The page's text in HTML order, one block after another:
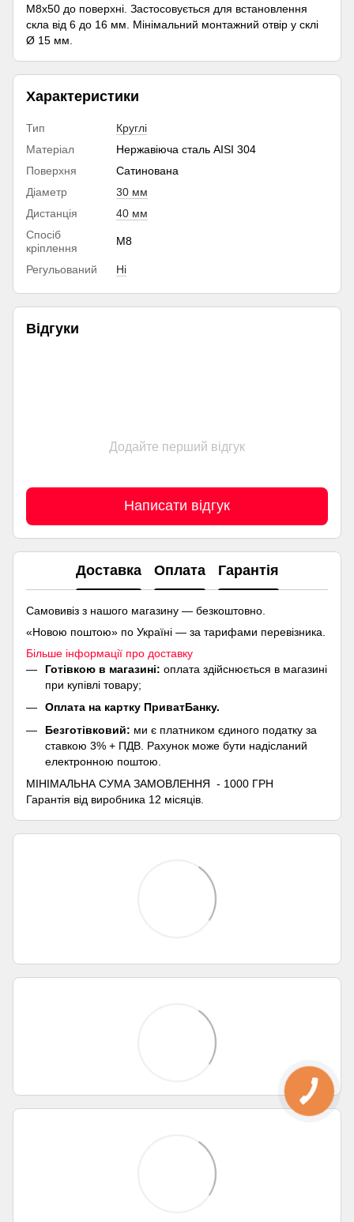
М8х50 до поверхні. Застосовується для встановлення
скла від 6 до 16 мм. Мінімальний монтажний отвір у склі
Ø 15 мм.
Характеристики
Тип
Круглі
Матеріал
Нержавіюча сталь AISI 304
Поверхня
Сатинована
Діаметр
30 мм
Дистанція
40 мм
Спосіб
кріплення
М8
Регульований Ні
Відгуки
Додайте перший відгук
Написати відгук
Доставка Оплата Гарантія
Самовивіз з нашого магазину — безкоштовно.
«Новою поштою» по Україні — за тарифами перевізника.
Більше інформації про доставку
Готівкою в магазині: оплата здійснюється в магазині
при купівлі товару;
Оплата на картку ПриватБанку.
Безготівковий: ми є платником єдиного податку за
ставкою 3% + ПДВ. Рахунок може бути надісланий
електронною поштою.
МІНІМАЛЬНА СУМА ЗАМОВЛЕННЯ - 1000 ГРН
Гарантія від виробника 12 місяців.